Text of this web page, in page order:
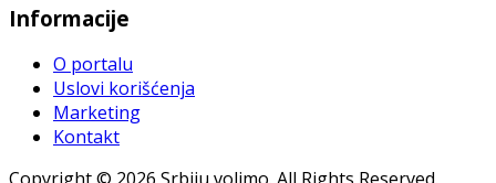
Informacije
O portalu
Uslovi korišćenja
Marketing
Kontakt